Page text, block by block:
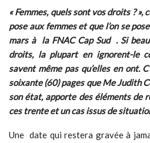
« Femmes, quels sont vos droits ? »,
pose aux femmes et que l’on se
mars à la FNAC Cap Sud . Si
droits, la plupart en ignorent-le
savent même pas qu’elles en ont.
soixante (60) pages que Me Judith
son état, apporte des éléments de
ces trente et un cas issus de
Une date qui restera gravée à